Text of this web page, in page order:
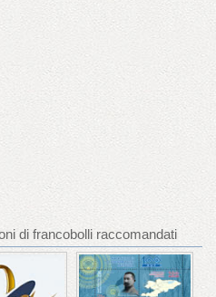
di francobolli raccomandati